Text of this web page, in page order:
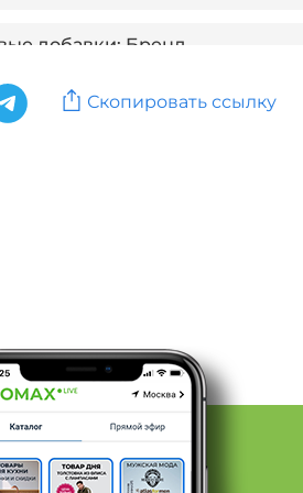
добавки: Бренд
добавки: Бренд HOKO
добавки: Бренд JeJu Sasa
добавки: Бренд Корень
Iinno
Скопировать ссылку